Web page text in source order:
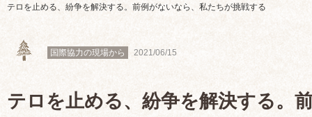
テロを止める、紛争を解決する。前例がないなら、私たちが挑戦する
国際協力の現場から 2021/06/15
テロを止める、紛争を解決する。